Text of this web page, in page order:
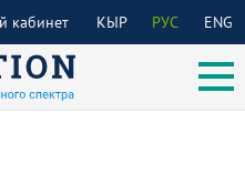
КЫР РУС ENG
кабинет